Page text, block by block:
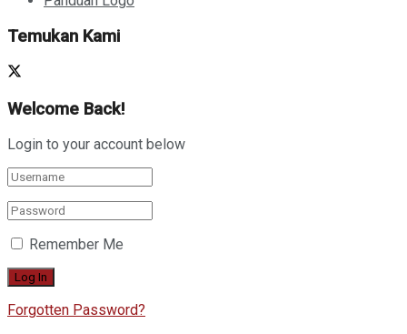
Temukan Kami
Welcome Back!
Login to your account below
Remember Me
Forgotten Password?